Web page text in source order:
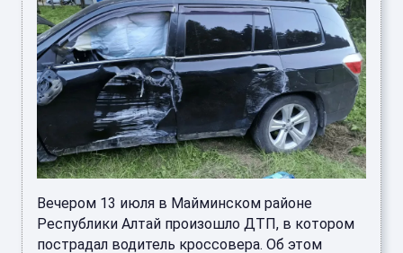
Вечером 13 июля в Майминском районе
Республики Алтай произошло ДТП, в котором
пострадал водитель кроссовера. Об этом